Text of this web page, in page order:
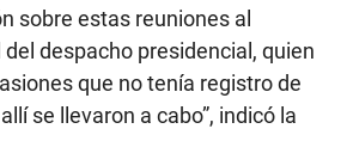
sobre estas reuniones al
despacho presidencial, quien
que no tenía registro de
se llevaron a cabo”, indicó la